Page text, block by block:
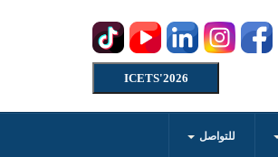
ICETS'2026
للتواصل